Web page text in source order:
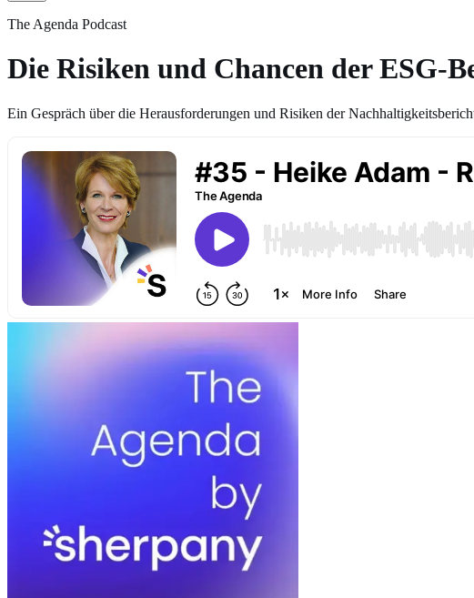
The Agenda Podcast
Die Risiken und Chancen der ESG-
Ein Gespräch über die Herausforderungen und Risiken der